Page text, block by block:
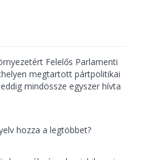
Felelős Parlamenti
megtartott pártpolitikai
mindössze egyszer hívta
hozza a legtöbbet?